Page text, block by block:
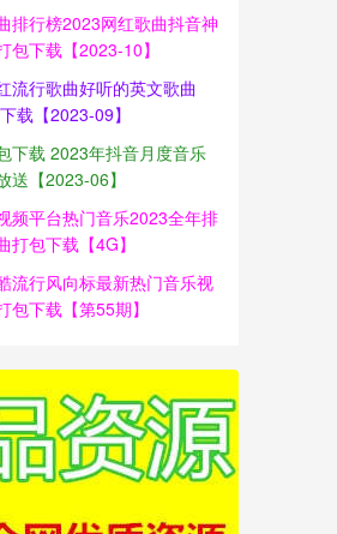
排行榜2023网红歌曲抖音神
包下载【2023-10】
流行歌曲好听的英文歌曲
载【2023-09】
下载 2023年抖音月度音乐
送【2023-06】
频平台热门音乐2023全年排
打包下载【4G】
流行风向标最新热门音乐视
包下载【第55期】